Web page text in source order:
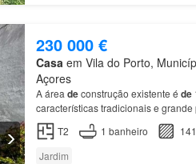
230 000 €
Casa em Vila do Porto,
Açores
A área deconstrução existente é de
características tradicionais e grande
T2
1 banheiro
Jardim